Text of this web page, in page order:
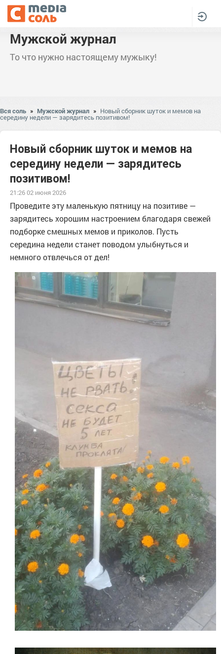
Мужской журнал
То что нужно настоящему мужыку!
Вся соль » Мужской журнал » Новый сборник шуток и мемов на
середину недели — зарядитесь позитивом!
Новый сборник шуток и мемов на
середину недели — зарядитесь
позитивом!
21:26 02 июня 2026
Проведите эту маленькую пятницу на позитиве —
зарядитесь хорошим настроением благодаря свежей
подборке смешных мемов и приколов. Пусть
середина недели станет поводом улыбнуться и
немного отвлечься от дел!